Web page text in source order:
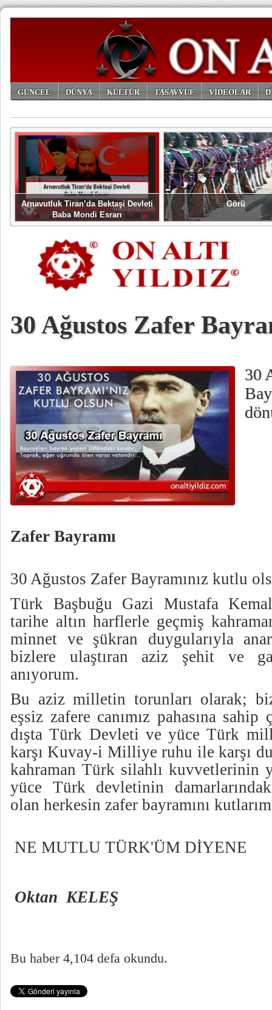
GÜNCEL DÜNYA KÜLTÜR TASAVVUF VİDEOLAR
Arnavutluk Tiran’da Bektaşi Devleti
Baba Mondi Esrarı
Görü
30 Ağustos Zafer
30
Zafer Bayramı
30 Ağustos Zafer Bayramınız kutlu
Türk Başbuğu Gazi Mustafa
tarihe altın harflerle geçmiş
minnet ve şükran duygularıyla
bizlere ulaştıran aziz şehit ve
anıyorum.
Bu aziz milletin torunları olarak;
eşsiz zafere canımız pahasına sahip
dışta Türk Devleti ve yüce Türk
karşı Kuvay-i Milliye ruhu ile karşı
kahraman Türk silahlı
yüce Türk devletinin
olan herkesin zafer bayramını
NE MUTLU TÜRK'ÜM DİYENE
Oktan KELEŞ
Bu haber 4,104 defa okundu.